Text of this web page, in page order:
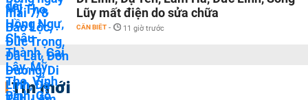
Lũy mất điện do sửa chữa
CẦN BIẾT - 11 giờ trước
Tin mới